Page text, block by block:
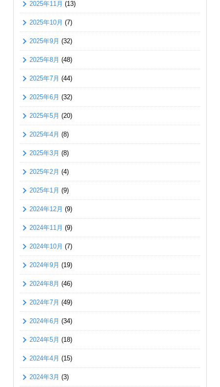
2025年11月 (13)
2025年10月 (7)
2025年9月 (32)
2025年8月 (48)
2025年7月 (44)
2025年6月 (32)
2025年5月 (20)
2025年4月 (8)
2025年3月 (8)
2025年2月 (4)
2025年1月 (9)
2024年12月 (9)
2024年11月 (9)
2024年10月 (7)
2024年9月 (19)
2024年8月 (46)
2024年7月 (49)
2024年6月 (34)
2024年5月 (18)
2024年4月 (15)
2024年3月 (3)